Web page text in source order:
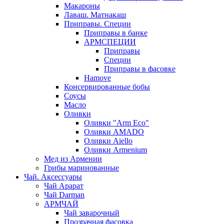
Макароны
Лаваш. Матнакаш
Приправы. Специи
Приправы в банке
АРМСПЕЦИИ
Приправы
Специи
Приправы в фасовке
Hamove
Консервированные бобы
Соусы
Масло
Оливки
Оливки "Arm Eco"
Оливки AMADO
Оливки Aiello
Оливки Armenium
Мед из Армении
Грибы маринованные
Чай. Аксессуары
Чай Арарат
Чай Darman
АРМЧАЙ
Чай заварочный
Прозрачная фасовка